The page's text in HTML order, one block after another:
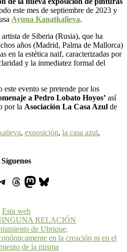
este mes de septiembre de 2023 y
Ayuna Kanatkalieva.
artista de Siberia (Rusia), que ha
años (Madrid, Palma de Mallorca)
en la estética naif, caracterizadas por
y la inmediatez formal del
evento se pretende por los
a Pedro Lobato Hoyos’ así
por la Asociación La Casa Azul de
, exposición, la casa azul,
Síguenos
Esta web
RELACIÓN
de Ubrique,
en la creación ni en el
de la misma